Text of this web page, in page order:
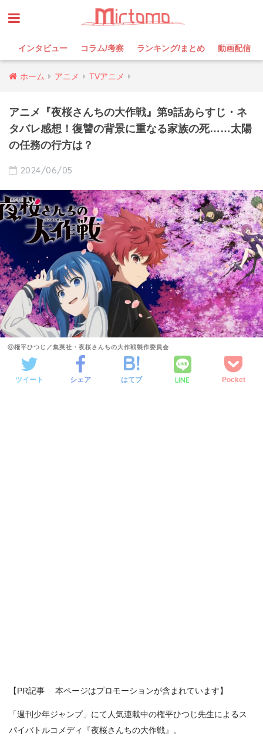
インタビュー コラム/考察 ランキング/まとめ 動画配信
ホーム アニメ TVアニメ
アニメ『夜桜さんちの大作戦』第9話あらすじ・ネ
タバレ感想！復讐の背景に重なる家族の死……太陽
の任務の行方は？
2024/06/05
ⓒ権平ひつじ／集英社・夜桜さんちの大作戦製作委員会
ツイート シェア はてブ LINE Pocket
【PR記事 本ページはプロモーションが含まれています】
「週刊少年ジャンプ」にて人気連載中の権平ひつじ先生によるス
パイバトルコメディ『夜桜さんちの大作戦』。